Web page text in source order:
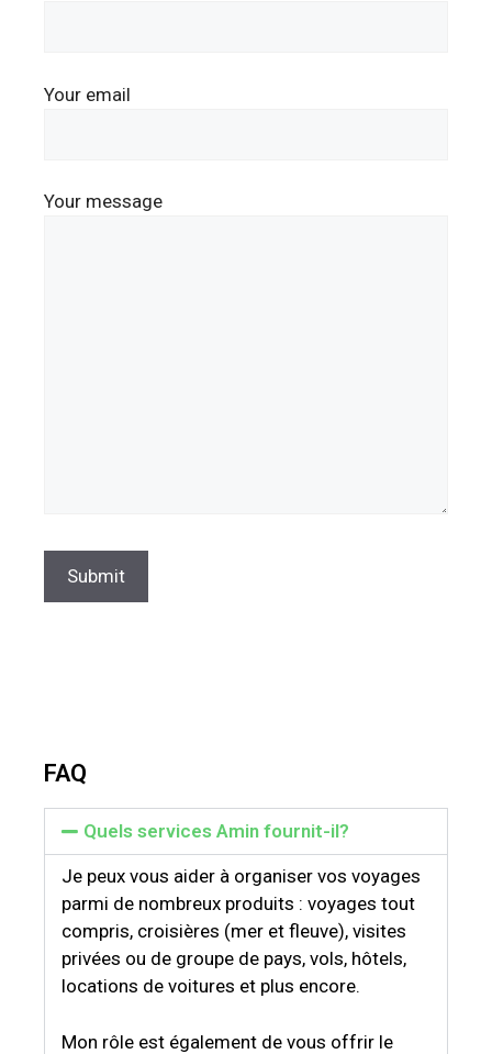
Your email
Your message
FAQ
Quels services Amin fournit-il?
Je peux vous aider à organiser vos voyages
parmi de nombreux produits : voyages tout
compris, croisières (mer et fleuve), visites
privées ou de groupe de pays, vols, hôtels,
locations de voitures et plus encore.
Mon rôle est également de vous offrir le